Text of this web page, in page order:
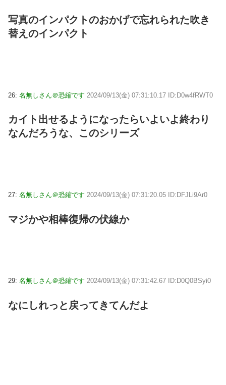
写真のインパクトのおかげで忘れられた吹き
替えのインパクト
26: 名無しさん＠恐縮です 2024/09/13(金) 07:31:10.17 ID:D0w4fRWT0
カイト出せるようになったらいよいよ終わり
なんだろうな、このシリーズ
27: 名無しさん＠恐縮です 2024/09/13(金) 07:31:20.05 ID:DFJLi9Ar0
マジかや相棒復帰の伏線か
29: 名無しさん＠恐縮です 2024/09/13(金) 07:31:42.67 ID:D0Q0BSyi0
なにしれっと戻ってきてんだよ